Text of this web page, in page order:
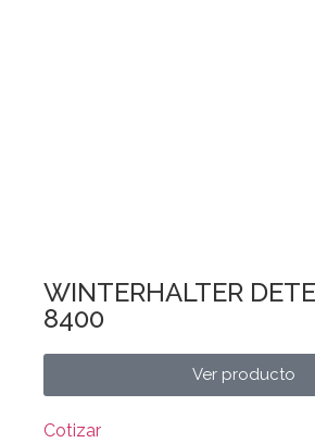
WINTERHALTER
8400
Ver producto
Cotizar